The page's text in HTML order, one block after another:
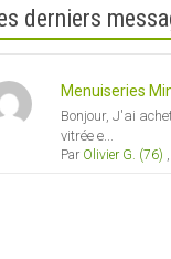
derniers
Menuiseries
Bonjour, J'ai
vitrée e...
Par Olivier G. (76)